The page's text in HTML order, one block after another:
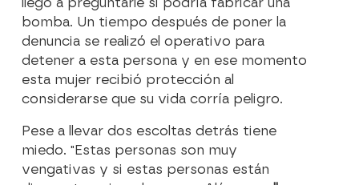
llegó a preguntarle si podría fabricar una
bomba. Un tiempo después de poner la
denuncia se realizó el operativo para
detener a esta persona y en ese momento
esta mujer recibió protección al
considerarse que su vida corría peligro.
Pese a llevar dos escoltas detrás tiene
miedo. "Estas personas son muy
vengativas y si estas personas están